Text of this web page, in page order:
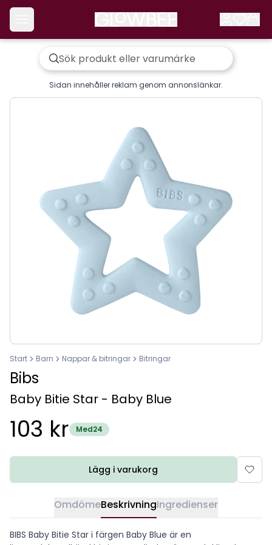
Sidan innehåller reklam genom annonslänkar.
Start Barn Nappar & bitringar Bitringar
Bibs
Baby Bitie Star - Baby Blue
103 kr Med24
Lägg i varukorg
OmdömeBeskrivningIngredienser
BIBS Baby Bitie Star i färgen Baby Blue är en